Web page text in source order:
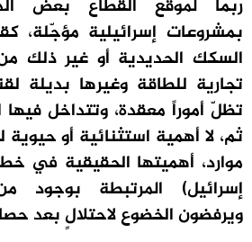
ربما لموقع القطاع بعض
بمشروعات إسرائيلية مؤجّلة،
السكك الحديدية أو غير ذلك
تجارية للطاقة وغيرها بديلة
تظلّ أموراً معقدة، وتتداخل فيها
ثم، لا أهمية استثنائية أو حيوية
موارد، أهميتها الحقيقية في
إسرائيل) المرتبطة بوجود
ويرفضون الخضوع لاحتلالٍ بعد